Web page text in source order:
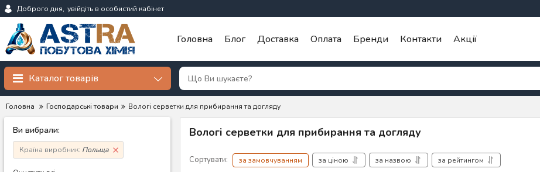
Доброго дня, увійдіть в особистий кабінет
Головна Блог Доставка Оплата Бренди Контакти Акції
Каталог товарів
Головна Господарські товари Вологі серветки для прибирання та догляду
Ви вибрали:
Країна виробник: Польща
Вологі серветки для прибирання та догляду
Сортувати: за замовчуванням за ціною за назвою за рейтингом